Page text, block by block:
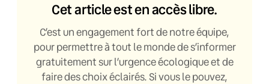
Cet article est en accès libre.
C’est un engagement fort de notre équipe,
pour permettre à tout le monde de s’informer
gratuitement sur l’urgence écologique et de
faire des choix éclairés. Si vous le pouvez,